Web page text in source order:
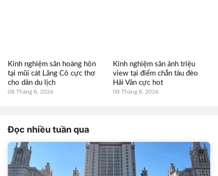
Kinh nghiệm săn hoàng hôn
tại mũi cát Lăng Cô cực thơ
cho dân du lịch
08 Tháng 8, 2026
Kinh nghiệm săn ảnh triệu
view tại điểm chắn tàu đèo
Hải Vân cực hot
08 Tháng 8, 2026
Đọc nhiều tuần qua